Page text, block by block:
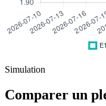
Simulation
Comparer un